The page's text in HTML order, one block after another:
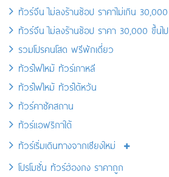
ทัวร์จีน ไม่ลงร้านช้อป ราคาไม่เกิน 30,000
ทัวร์จีน ไม่ลงร้านช้อป ราคา 30,000 ขึ้นไป
รวมโปรคนโสด ฟรีพักเดี่ยว
ทัวร์ไฟไหม้ ทัวร์เกาหลี
ทัวร์ไฟไหม้ ทัวร์ไต้หวัน
ทัวร์คาซัคสถาน
ทัวร์แอฟริกาใต้
ทัวร์เริ่มเดินทางจากเชียงใหม่
โปรโมชั่น ทัวร์ฮ่องกง ราคาถูก